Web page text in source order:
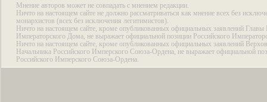
Мнение авторов может не совпадать с мнением редакции.
Ничто на настоящем сайте не должно рассматриваться как мнение всех без
монархистов (всех без исключения легитимистов).
Ничто на настоящем сайте, кроме опубликованных официальных заявлений Главы
Императорского Дома, не выражает официальной позиции Российского
Ничто на настоящем сайте, кроме опубликованных официальных заявлений
Начальника Российского Имперского Союза-Ордена, не выражает официальной
Российского Имперского Союза-Ордена.